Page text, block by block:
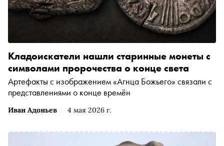
Иван Адоньев 4 мая 2026 г.
Кладоискатели нашли старинные монеты с
символами пророчества о конце света
Артефакты с изображением «Агнца Божьего» связали с
представлениями о конце времён